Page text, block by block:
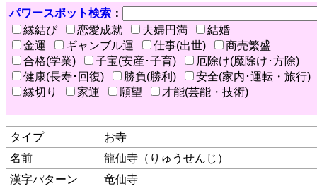
パワースポット検索 ：
縁結び
恋愛成就 夫婦円満
結婚
金運
ギャンブル運 仕事(出世)
商売繁盛
合格(学業)
子宝(安産･子育)
厄除け(魔除け･方除)
健康(長寿･回復)
勝負(勝利)
安全(家内･運転・旅行)
縁切り
家運 願望 才能(芸能・技術)
タイプ
お寺
名前
龍仙寺（りゅうせんじ）
漢字パターン
竜仙寺